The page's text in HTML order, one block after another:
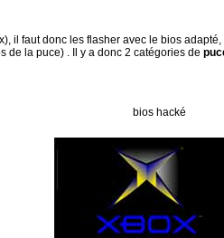
il faut donc les flasher avec le bios
de la puce) . Il y a donc 2 catégories de
bios hacké